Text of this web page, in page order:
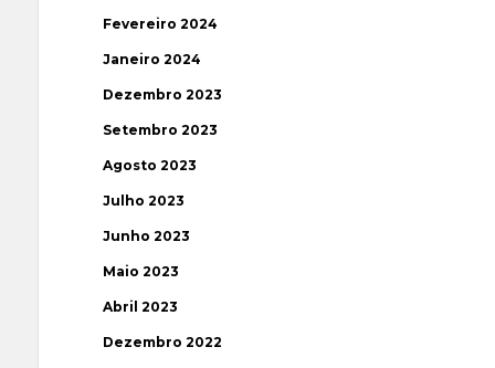
Fevereiro 2024
Janeiro 2024
Dezembro 2023
Setembro 2023
Agosto 2023
Julho 2023
Junho 2023
Maio 2023
Abril 2023
Dezembro 2022